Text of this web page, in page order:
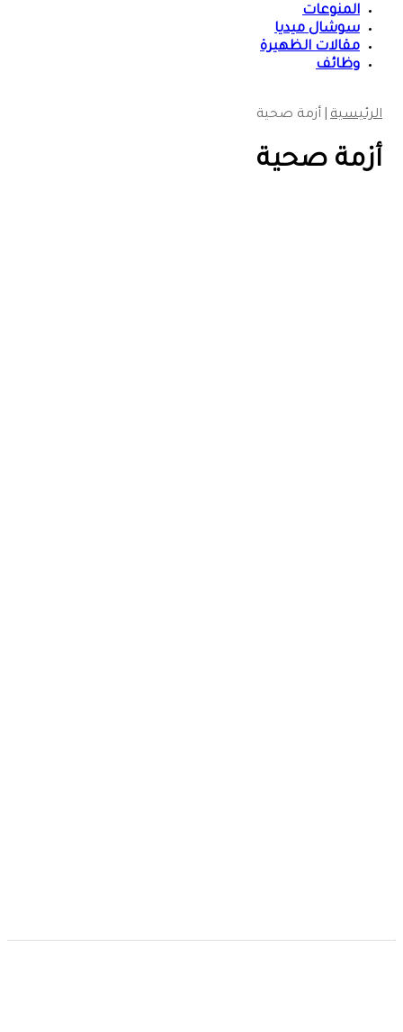
المنوعات
سوشال ميديا
مقالات الظهيرة
وظائف
الرئيسية أزمة صحية
أزمة صحية